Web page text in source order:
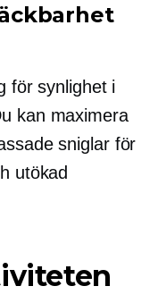
för synlighet i
kan maximera
sniglar för
utökad